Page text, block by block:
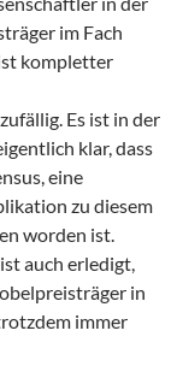
im Fach
kompletter
Es ist in der
klar, dass
eine
zu diesem
worden ist.
auch erledigt,
in
immer